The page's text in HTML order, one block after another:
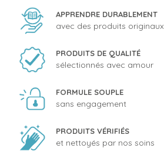
APPRENDRE DURABLEMENT
avec des produits originaux
PRODUITS DE QUALITÉ
sélectionnés avec amour
FORMULE SOUPLE
sans engagement
PRODUITS VÉRIFIÉS
et nettoyés par nos soins